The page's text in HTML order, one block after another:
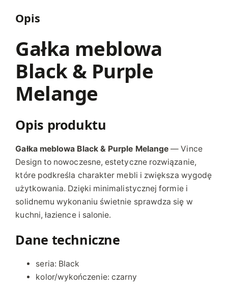
w
l
a
c
k
&
u
p
l
e
M
e
l
n
Opis
Gałka meblowa
Black & Purple
Melange
Opis produktu
Gałka meblowa Black & Purple Melange — Vince
Design to nowoczesne, estetyczne rozwiązanie,
które podkreśla charakter mebli i zwiększa wygodę
użytkowania. Dzięki minimalistycznej formie i
solidnemu wykonaniu świetnie sprawdza się w
kuchni, łazience i salonie.
Dane techniczne
seria: Black
kolor/wykończenie: czarny